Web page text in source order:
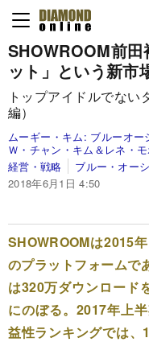
SHOWROOM前
ット」という新市
トップアイドルでな
編）
ムーギー・キム: ブルーオー
Ｗ・チャン・キム＆レネ・
経営・戦略
ブルー・オー
2018年6月1日 4:50
SHOWROOMは2015
のプラットフォームで
は320万ダウンロード
にのぼる。2017年上
益性ランキングでは、